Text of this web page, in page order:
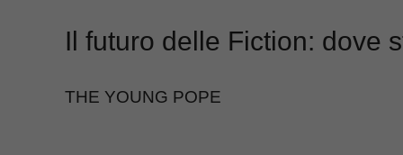
Il futuro delle Fiction: dove
THE YOUNG POPE